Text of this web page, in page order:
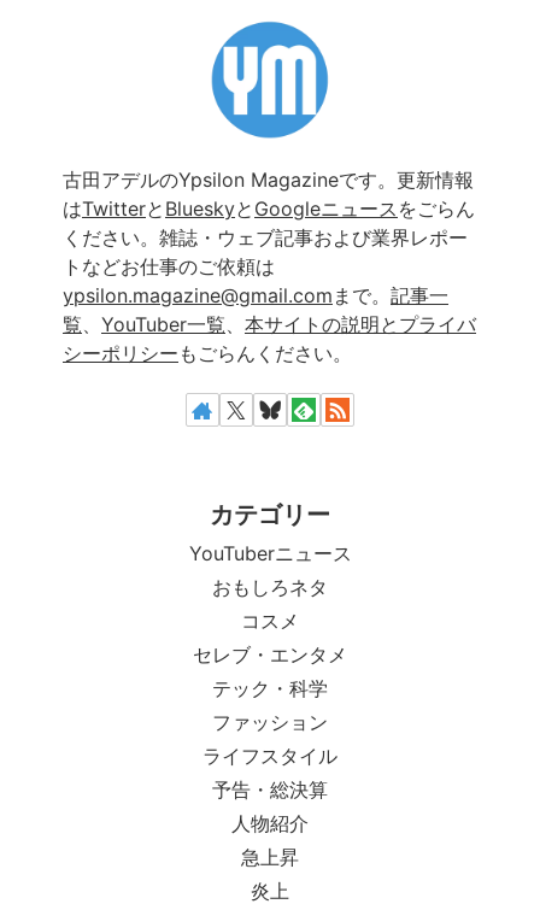
古田アデルのYpsilon Magazineです。更新情報
はTwitterと Blueskyと Googleニュース をごらん
ください。雑誌・ウェブ記事および業界レポー
トなどお仕事のご依頼は
ypsilon.magazine@gmail.com まで。 記事一
覧、 YouTuber一覧、 本サイトの説明とプライバ
シーポリシー もごらんください。
カテゴリー
YouTuberニュース
おもしろネタ
コスメ
セレブ・エンタメ
テック・科学
ファッション
ライフスタイル
予告・総決算
人物紹介
急上昇
炎上